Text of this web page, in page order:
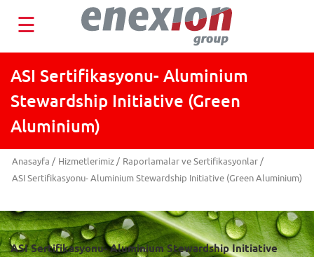
☰
ASI Sertifikasyonu- Aluminium
Stewardship Initiative (Green
Aluminium)
Anasayfa / Hizmetlerimiz / Raporlamalar ve Sertifikasyonlar /
ASI Sertifikasyonu- Aluminium Stewardship Initiative (Green Aluminium)
ASI Sertifikasyonu- Aluminium Stewardship Initiative